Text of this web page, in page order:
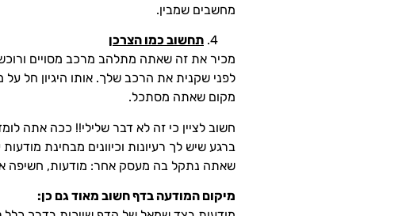
מחשבים שמבין.
תחשוב כמו הצרכן
מכיר את זה שאתה מתלהב מרכב מסויים
לפני שקנית את הרכב שלך. אותו היגיון חל
מקום שאתה מסתכל.
חשוב לציין כי זה לא דבר שלילי!! ככה אתה
ברגע שיש לך רעיונות וכיוונים מבחינת
שאתה נתקל בה מעסק אחר: מודעות, חשיפה או
מיקום המודעה בדף חשוב מאוד גם כן: